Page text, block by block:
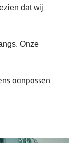
dat wij
Onze
aanpassen